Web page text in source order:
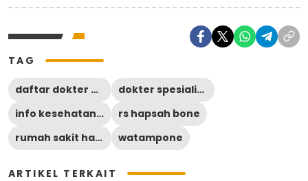
TAG
daftar dokter bone
dokter spesialis bone
info kesehatan bone
rs hapsah bone
rumah sakit hapsah
watampone
ARTIKEL TERKAIT